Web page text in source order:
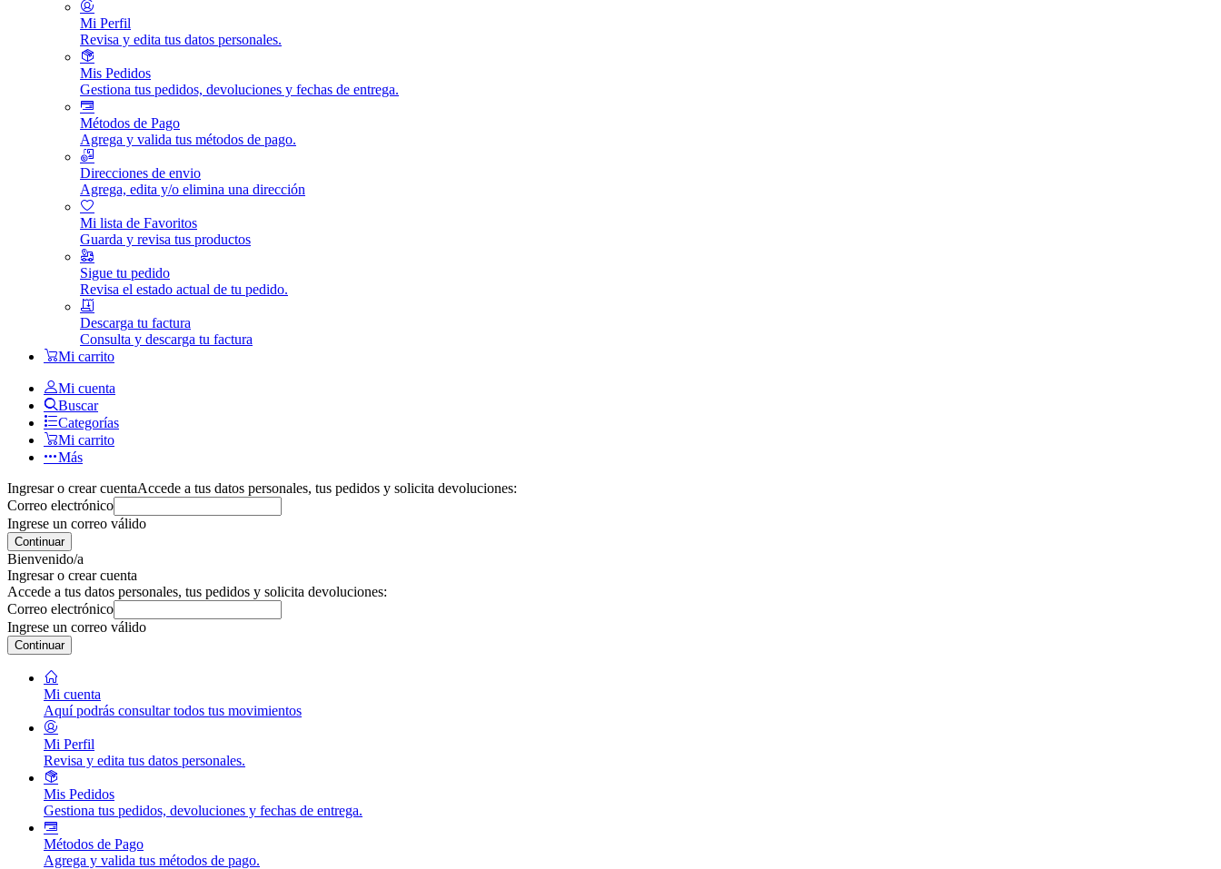
Mi Perfil
Revisa y edita tus datos personales.
Mis Pedidos
Gestiona tus pedidos, devoluciones y fechas de entrega.
Métodos de Pago
Agrega y valida tus métodos de pago.
Direcciones de envio
Agrega, edita y/o elimina una dirección
Mi lista de Favoritos
Guarda y revisa tus productos
Sigue tu pedido
Revisa el estado actual de tu pedido.
Descarga tu factura
Consulta y descarga tu factura
Mi carrito
Mi cuenta
Buscar
Categorías
Mi carrito
Más
Ingresar o crear cuentaAccede a tus datos personales, tus pedidos y solicita devoluciones:
Correo electrónico
Ingrese un correo válido
Continuar
Bienvenido/a
Ingresar o crear cuenta
Accede a tus datos personales, tus pedidos y solicita devoluciones:
Correo electrónico
Ingrese un correo válido
Continuar
Mi cuenta
Aquí podrás consultar todos tus movimientos
Mi Perfil
Revisa y edita tus datos personales.
Mis Pedidos
Gestiona tus pedidos, devoluciones y fechas de entrega.
Métodos de Pago
Agrega y valida tus métodos de pago.